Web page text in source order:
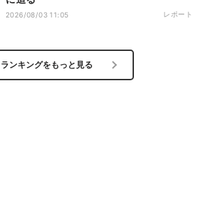
2026/08/03 11:05 レポート
ランキングをもっと見る